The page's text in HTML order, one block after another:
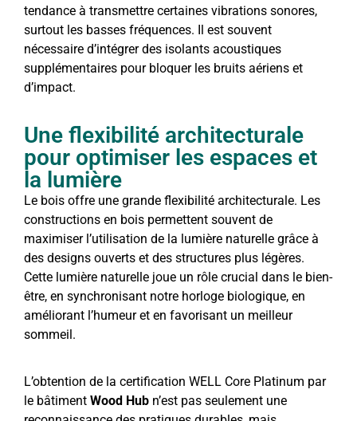
tendance à transmettre certaines vibrations sonores,
surtout les basses fréquences. Il est souvent
nécessaire d’intégrer des isolants acoustiques
supplémentaires pour bloquer les bruits aériens et
d’impact.
Une flexibilité architecturale
pour optimiser les espaces et
la lumière
Le bois offre une grande flexibilité architecturale. Les
constructions en bois permettent souvent de
maximiser l’utilisation de la lumière naturelle grâce à
des designs ouverts et des structures plus légères.
Cette lumière naturelle joue un rôle crucial dans le bien-
être, en synchronisant notre horloge biologique, en
améliorant l’humeur et en favorisant un meilleur
sommeil.
L’obtention de la certification WELL Core Platinum par
le bâtiment Wood Hub n’est pas seulement une